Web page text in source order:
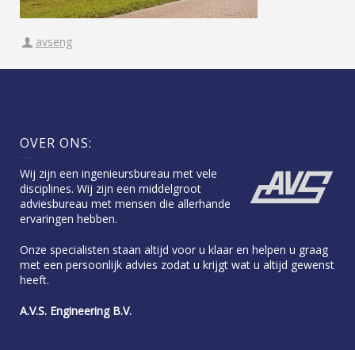
avseng
OVER ONS:
Wij zijn een ingenieursbureau met vele
disciplines. Wij zijn een middelgroot
adviesbureau met mensen die allerhande
ervaringen hebben.
Onze specialisten staan altijd voor u klaar en helpen u graag
met een persoonlijk advies zodat u krijgt wat u altijd gewenst
heeft.
A.V.S. Engineering B.V.